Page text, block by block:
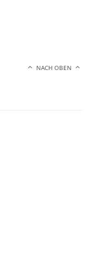
NACH OBEN